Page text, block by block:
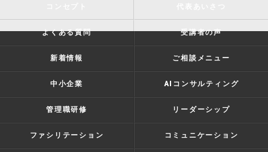
よくある質問 受講者の声
新着情報 ご相談メニュー
中小企業 AIコンサルティング
管理職研修 リーダーシップ
ファシリテーション コミュニケーション